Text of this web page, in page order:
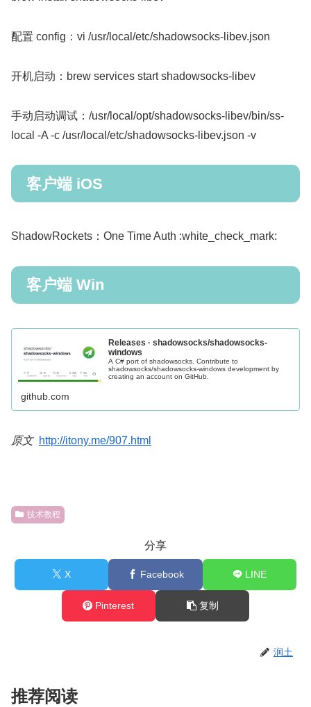
配置 config：vi /usr/local/etc/shadowsocks-libev.json
开机启动：brew services start shadowsocks-libev
手动启动调试：/usr/local/opt/shadowsocks-libev/bin/ss-
local -A -c /usr/local/etc/shadowsocks-libev.json -v
客户端 iOS
ShadowRockets：One Time Auth :white_check_mark:
客户端 Win
Releases · shadowsocks/shadowsocks-
windows
A C# port of shadowsocks. Contribute to
shadowsocks/shadowsocks-windows development by
creating an account on GitHub.
github.com
原文 http://itony.me/907.html
技术教程
分享
X Facebook LINE
Pinterest 复制
润土
推荐阅读